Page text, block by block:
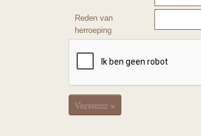
Reden van
herroeping
Verstuur »